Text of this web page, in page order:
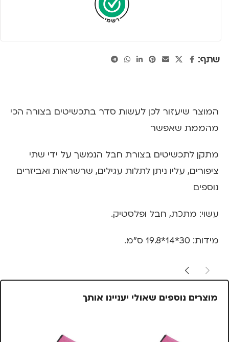
שתף:
המוצר שיעזור לכן לעשות סדר בתכשיטים בצורה הכי
מהממת שאפשר
מתקן לתכשיטים בצורת חבל הנמשך על ידי שתי
ציפורים, עליו ניתן לתלות עגילים, שרשראות ואביזרים
נוספים
עשוי: מתכת, חבל ופלסטיק.
מידות: 30*14*19.8 ס"מ.
מוצרים נוספים שאולי יעניינו אותך